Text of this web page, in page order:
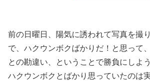
前の日曜日、陽気に誘われて写真を撮
で、ハクウンボクばかりだ！と思って
との勘違い、ということで勝負にしよ
ハクウンボクとばかり思っていたのは